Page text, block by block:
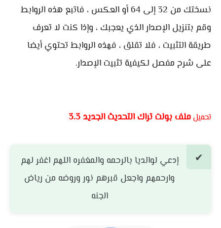
نسختك من 32 إلى 64 أو العكس ، فاتبع هذه الروابط
وقم بتنزيل الإصدار الذي يعجبك ، وإذا كنت لا تعرف
طريقة التثبيت ، فلا تقلق ، فهذه الروابط تحتوي أيضا
على شرح مفصل لكيفية تثبيت الإصدار.
تحميل ملف بولت تراك التحديث الجديد 3.3
إدعي لوالديا بالرحمه والمغفره اللهم اغفر لهم
وارحمهم واجعل قبرهم نور وروضه من رياض
الجنه